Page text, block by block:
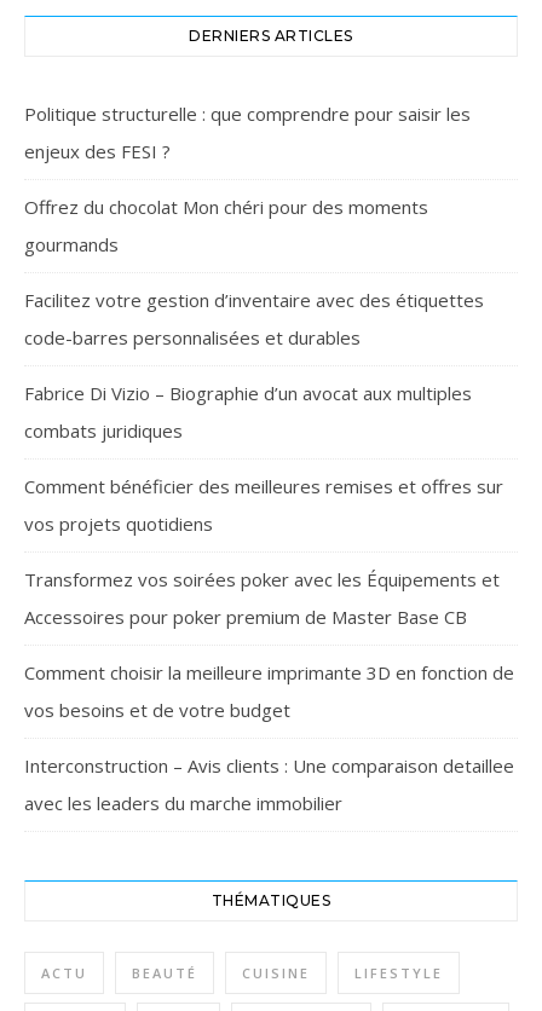
DERNIERS ARTICLES
Politique structurelle : que comprendre pour saisir les
enjeux des FESI ?
Offrez du chocolat Mon chéri pour des moments
gourmands
Facilitez votre gestion d’inventaire avec des étiquettes
code-barres personnalisées et durables
Fabrice Di Vizio – Biographie d’un avocat aux multiples
combats juridiques
Comment bénéficier des meilleures remises et offres sur
vos projets quotidiens
Transformez vos soirées poker avec les Équipements et
Accessoires pour poker premium de Master Base CB
Comment choisir la meilleure imprimante 3D en fonction de
vos besoins et de votre budget
Interconstruction – Avis clients : Une comparaison detaillee
avec les leaders du marche immobilier
THÉMATIQUES
ACTU BEAUTÉ CUISINE LIFESTYLE